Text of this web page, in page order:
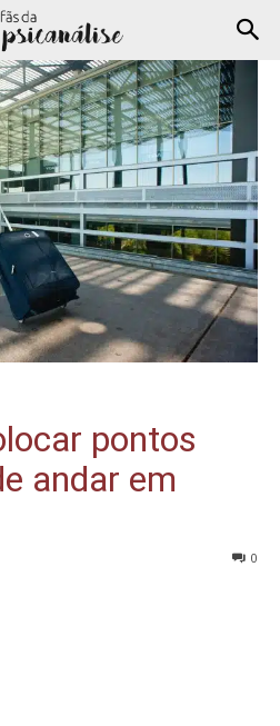
pontos
andar em
0